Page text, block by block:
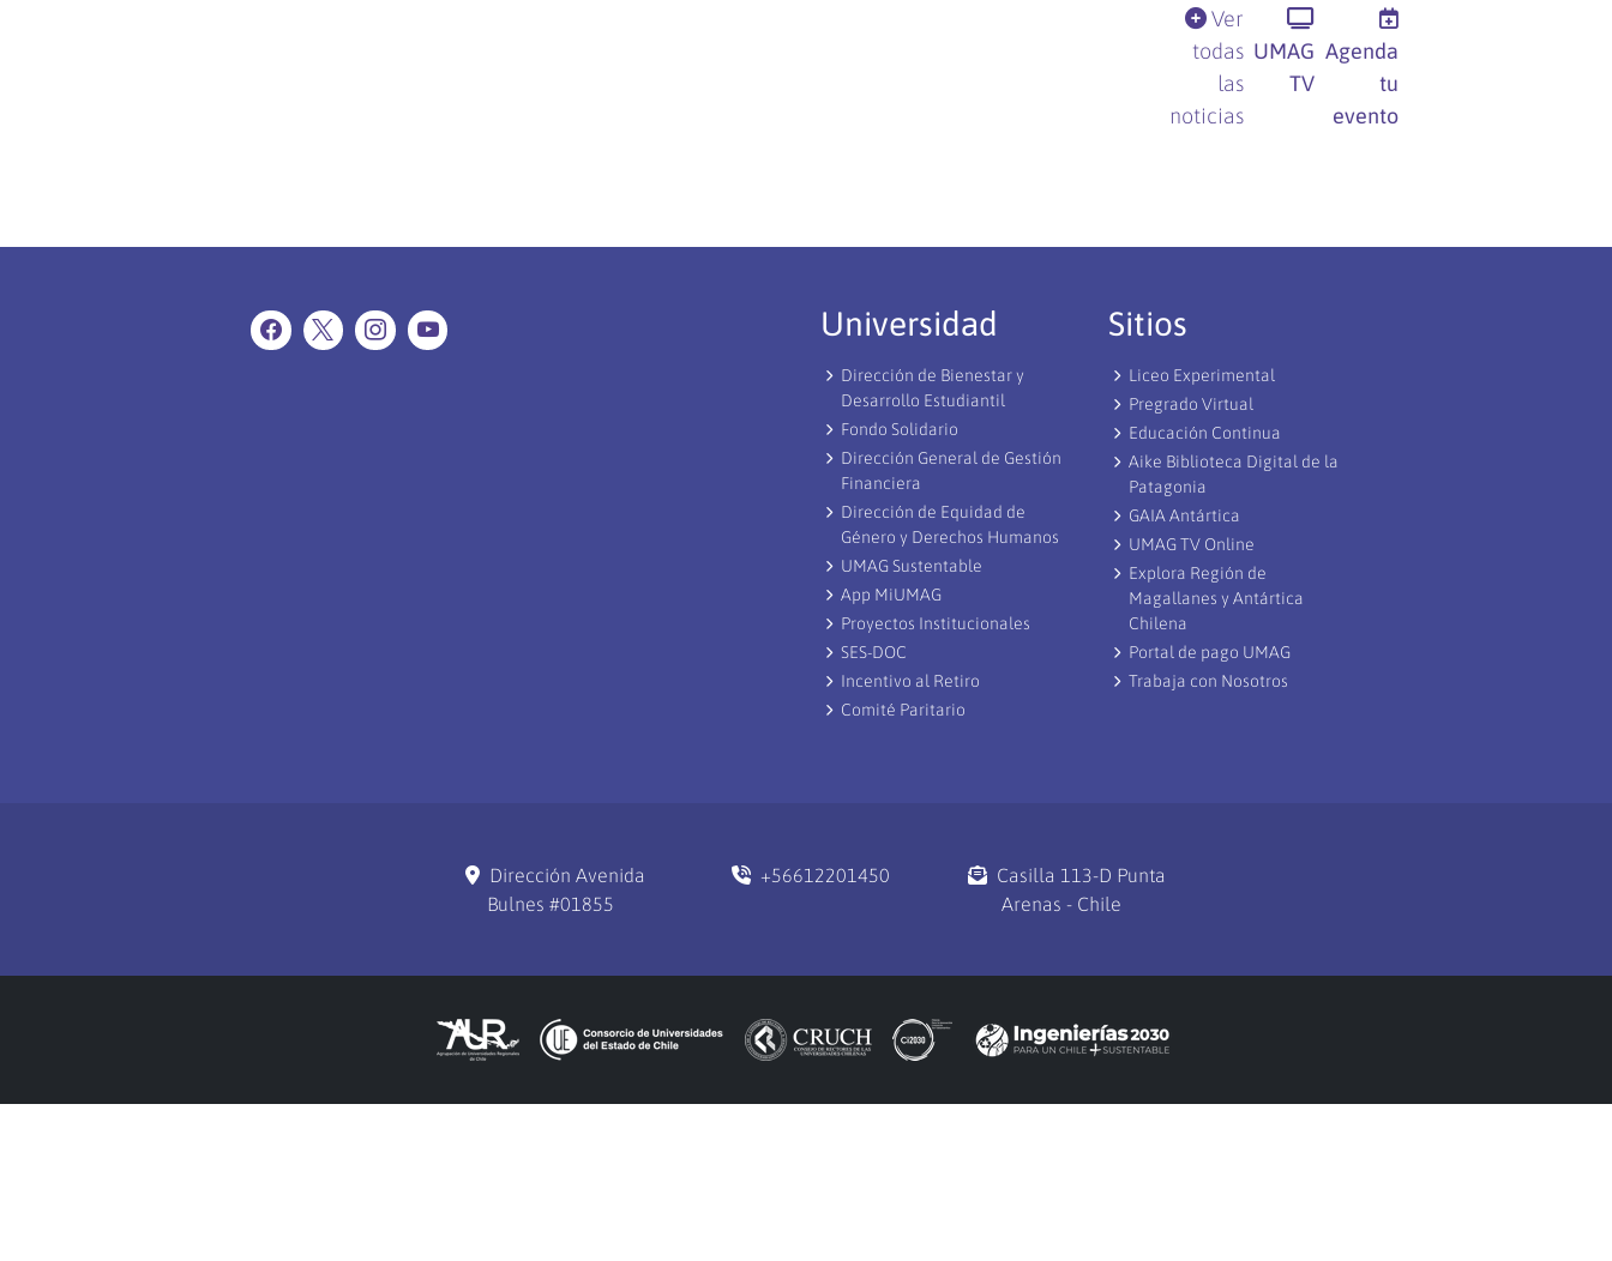
Ver
todas
las
noticias
UMAG
TV
Agenda
tu
evento
Universidad
Dirección de Bienestar y
Desarrollo Estudiantil
Fondo Solidario
Dirección General de Gestión
Financiera
Dirección de Equidad de
Género y Derechos Humanos
UMAG Sustentable
App MiUMAG
Proyectos Institucionales
SES-DOC
Incentivo al Retiro
Comité Paritario
Sitios
Liceo Experimental
Pregrado Virtual
Educación Continua
Aike Biblioteca Digital de la
Patagonia
GAIA Antártica
UMAG TV Online
Explora Región de
Magallanes y Antártica
Chilena
Portal de pago UMAG
Trabaja con Nosotros
Dirección Avenida
Bulnes #01855
+56612201450
Casilla 113-D Punta
Arenas - Chile